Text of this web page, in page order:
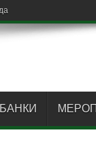
БАНКИ